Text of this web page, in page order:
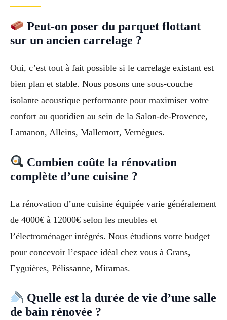
Peut-on poser du parquet flottant
sur un ancien carrelage ?
Oui, c’est tout à fait possible si le carrelage existant est
bien plan et stable. Nous posons une sous-couche
isolante acoustique performante pour maximiser votre
confort au quotidien au sein de la Salon-de-Provence,
Lamanon, Alleins, Mallemort, Vernègues.
Combien coûte la rénovation
complète d’une cuisine ?
La rénovation d’une cuisine équipée varie généralement
de 4000€ à 12000€ selon les meubles et
l’électroménager intégrés. Nous étudions votre budget
pour concevoir l’espace idéal chez vous à Grans,
Eyguières, Pélissanne, Miramas.
Quelle est la durée de vie d’une salle
de bain rénovée ?